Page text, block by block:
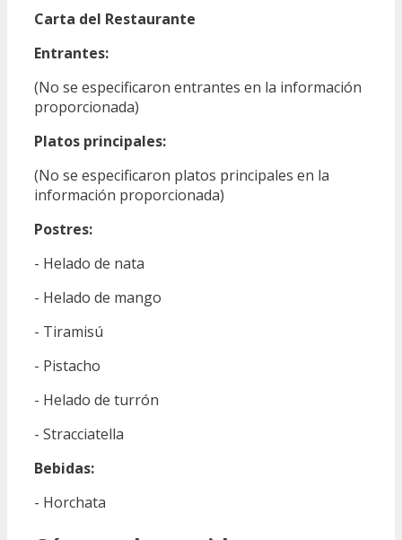
Carta del Restaurante
Entrantes:
(No se especificaron entrantes en la información
proporcionada)
Platos principales:
(No se especificaron platos principales en la
información proporcionada)
Postres:
- Helado de nata
- Helado de mango
- Tiramisú
- Pistacho
- Helado de turrón
- Stracciatella
Bebidas:
- Horchata